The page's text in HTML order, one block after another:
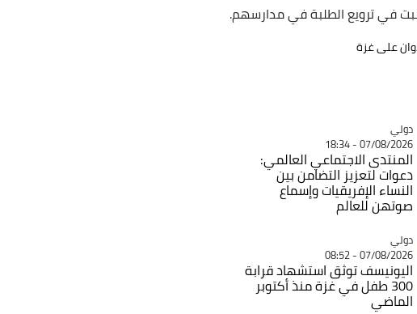
في ترويع الطلبة في مدارسهم.
على غزة
Catégorie
دولي
07/08/2026 - 18:34
المنتدى الاجتماعي العالمي:
دعوات لتعزيز التضامن بين
النساء الإفريقيات وإسماع
صوتهن للعالم
Catégorie
دولي
07/08/2026 - 08:52
اليونيسف توثق استشهاد قرابة
300 طفل في غزة منذ أكتوبر
الماضي